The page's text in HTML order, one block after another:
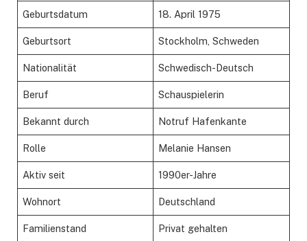
Geburtsdatum 18. April 1975
Geburtsort Stockholm, Schweden
Nationalität Schwedisch-Deutsch
Beruf Schauspielerin
Bekannt durch Notruf Hafenkante
Rolle Melanie Hansen
Aktiv seit 1990er-Jahre
Wohnort Deutschland
Familienstand Privat gehalten